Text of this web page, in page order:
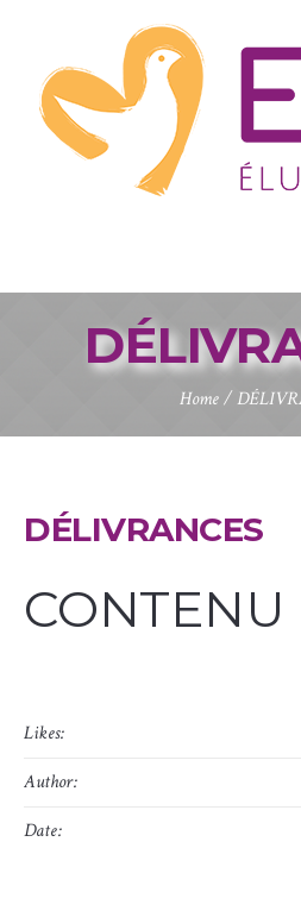
Home/
DÉLIVRANCES
CONTENU
Likes:
Author:
Date: